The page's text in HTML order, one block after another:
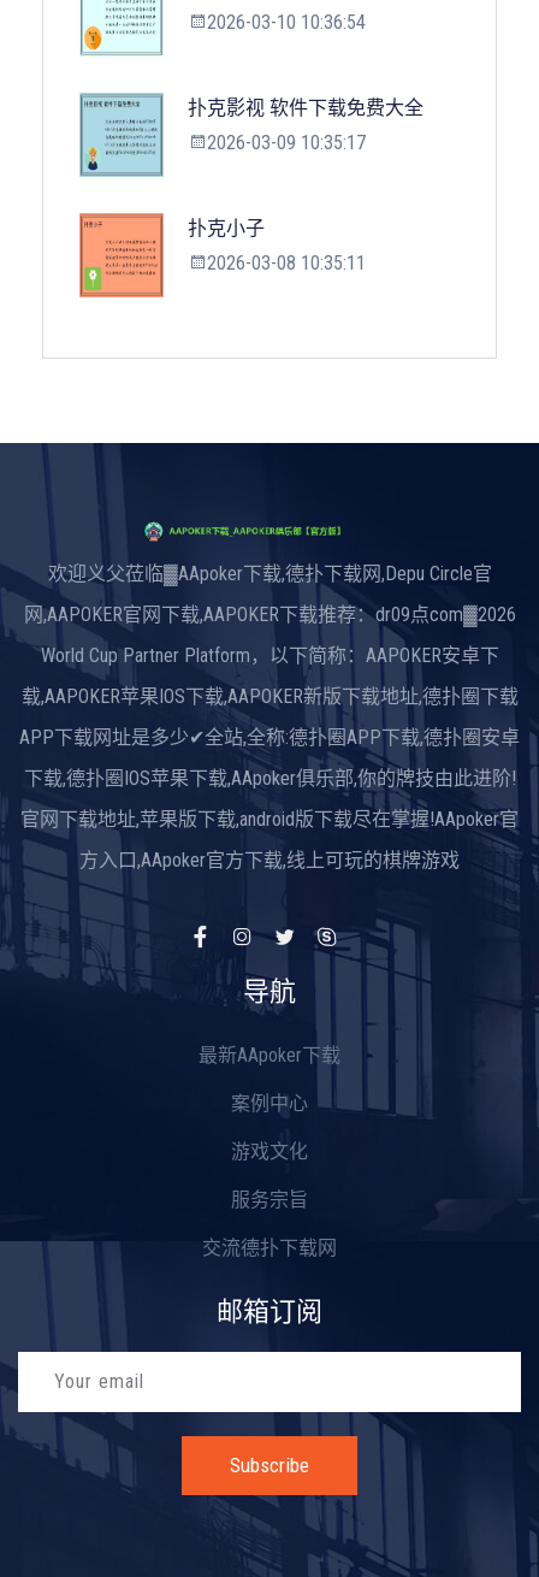
2026-03-10 10:36:54
扑克影视 软件下载免费大全
2026-03-09 10:35:17
扑克小子
2026-03-08 10:35:11
欢迎义父莅临▓AApoker下载,德扑下载网,Depu Circle官
网,AAPOKER官网下载,AAPOKER下载推荐：dr09点com▓2026
World Cup Partner Platform，以下简称：AAPOKER安卓下
载,AAPOKER苹果IOS下载,AAPOKER新版下载地址,德扑圈下载
APP下载网址是多少✔全站,全称:德扑圈APP下载,德扑圈安卓
下载,德扑圈IOS苹果下载,AApoker俱乐部,你的牌技由此进阶!
官网下载地址,苹果版下载,android版下载尽在掌握!AApoker官
方入口,AApoker官方下载,线上可玩的棋牌游戏
导航
最新AApoker下载
案例中心
游戏文化
服务宗旨
交流德扑下载网
邮箱订阅
Subscribe